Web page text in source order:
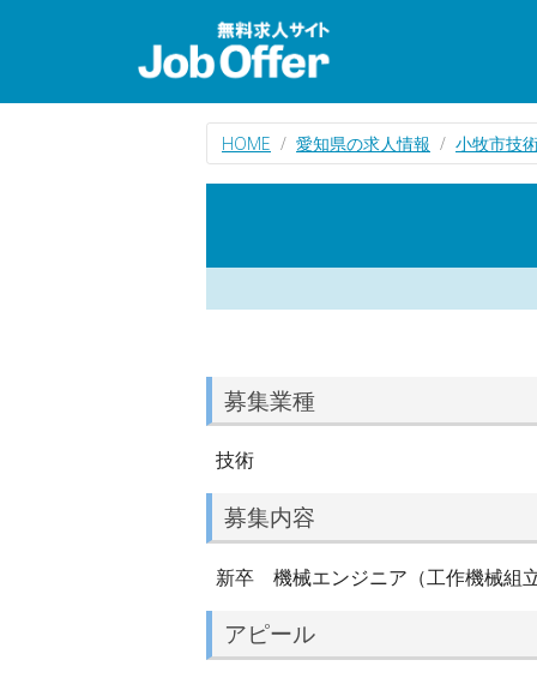
HOME 愛知県の求人情報 小牧市技
募集業種
技術
募集内容
新卒 機械エンジニア（工作機械組
アピール